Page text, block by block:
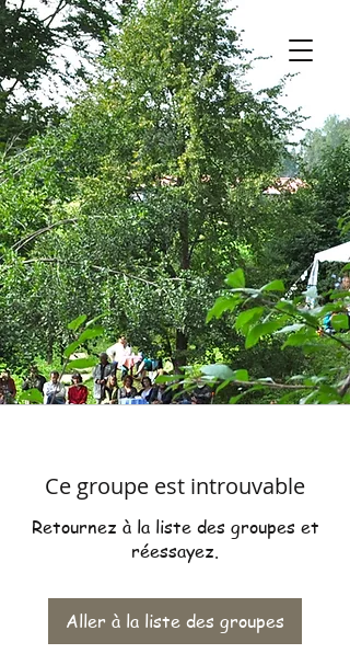
Ce groupe est introuvable
Retournez à la liste des groupes et
réessayez.
Aller à la liste des groupes